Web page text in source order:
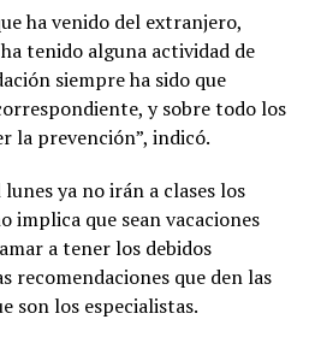
ha venido del extranjero,
tenido alguna actividad de
siempre ha sido que
y sobre todo los
la prevención”, indicó.
ya no irán a clases los
implica que sean vacaciones
a tener los debidos
recomendaciones que den las
son los especialistas.